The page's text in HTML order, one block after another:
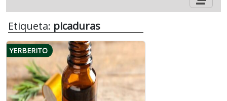
Etiqueta: picaduras
YERBERITO